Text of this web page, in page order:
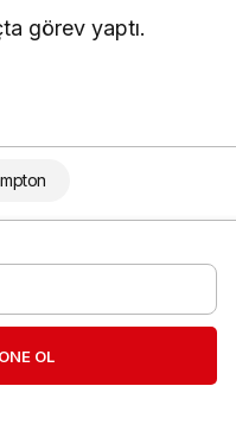
görev yaptı.
OL